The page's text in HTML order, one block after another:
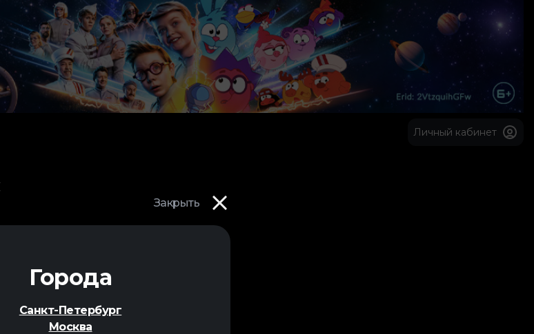
Закрыть
Города
Санкт-Петербург
Москва
Личный кабинет